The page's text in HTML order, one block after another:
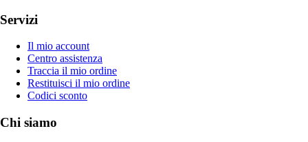
Servizi
Il mio account
Centro assistenza
Traccia il mio ordine
Restituisci il mio ordine
Codici sconto
Chi siamo